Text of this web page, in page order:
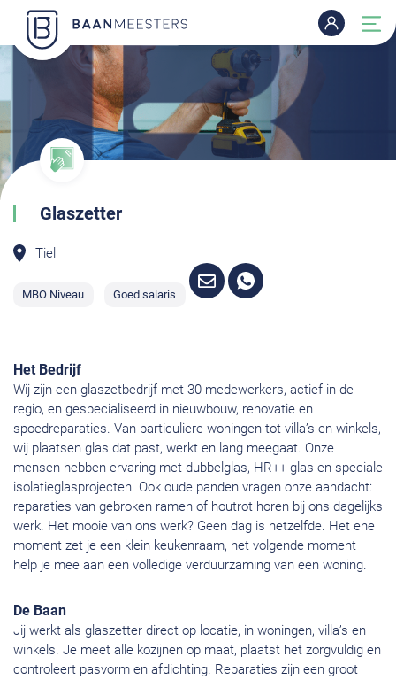
Glaszetter
Tiel
MBO Niveau Goed salaris
Het Bedrijf
Wij zijn een glaszetbedrijf met 30 medewerkers, actief in de
regio, en gespecialiseerd in nieuwbouw, renovatie en
spoedreparaties. Van particuliere woningen tot villa’s en winkels,
wij plaatsen glas dat past, werkt en lang meegaat. Onze
mensen hebben ervaring met dubbelglas, HR++ glas en speciale
isolatieglasprojecten. Ook oude panden vragen onze aandacht:
reparaties van gebroken ramen of houtrot horen bij ons dagelijks
werk. Het mooie van ons werk? Geen dag is hetzelfde. Het ene
moment zet je een klein keukenraam, het volgende moment
help je mee aan een volledige verduurzaming van een woning.
De Baan
Jij werkt als glaszetter direct op locatie, in woningen, villa’s en
winkels. Je meet alle kozijnen op maat, plaatst het zorgvuldig en
controleert pasvorm en afdichting. Reparaties zijn een groot